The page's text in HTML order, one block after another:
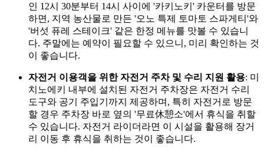
인 12시 30분부터 14시 사이에 '카키노키' 카운터를 방문
하면, 지역 농산물로 만든 '오노 특제 토마토 스파게티'와
'버섯 퓨레 스테이크' 같은 한정 메뉴를 맛볼 수 있습니
다. 주말에는 예약이 필요할 수 있으니, 미리 확인하는 것
이 좋습니다.
자전거 이용객을 위한 자전거 주차 및 수리 지원 활용: 미
치노에키 내부에 설치된 자전거 주차장은 자전거 수리
도구와 공기 주입기까지 제공하며, 특히 자전거로 방문
할 경우 주차장 바로 옆의 '무료休憩소'에서 휴식을 취할
수 있습니다. 자전거 라이더라면 이 시설을 활용해 장거
리 이동 후 휴식을 취하는 것이 좋습니다.